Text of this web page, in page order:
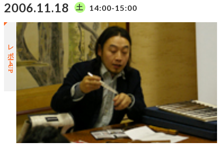
2006.11.18 土 14:00-15:00
レポートUP